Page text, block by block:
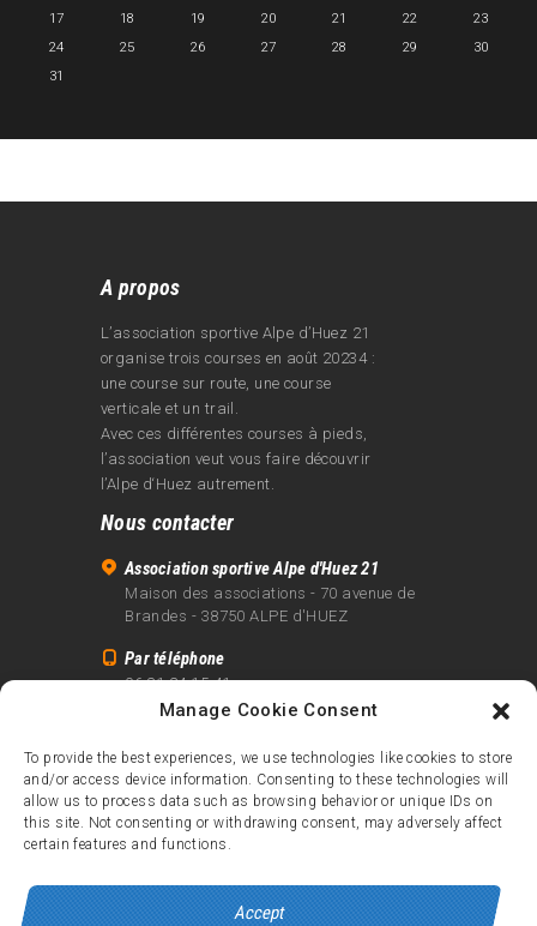
Manage Cookie Consent
To provide the best experiences, we use technologies like cookies to store
and/or access device information. Consenting to these technologies will
allow us to process data such as browsing behavior or unique IDs on
this site. Not consenting or withdrawing consent, may adversely affect
certain features and functions.
Accept
17
18 19 20 21 22
23
24
25 26 27 28 29
30
31
A propos
L’association sportive Alpe d’Huez 21
organise trois courses en août 20234 :
une course sur route, une course
verticale et un trail.
Avec ces différentes courses à pieds,
l’association veut vous faire découvrir
l’Alpe d‘Huez autrement.
Nous contacter
Association sportive Alpe d'Huez 21
Maison des associations - 70 avenue de
Brandes - 38750 ALPE d'HUEZ
Par téléphone
06 81 24 15 41
info@alpe21.fr
Mentions légales
Contact
crédits